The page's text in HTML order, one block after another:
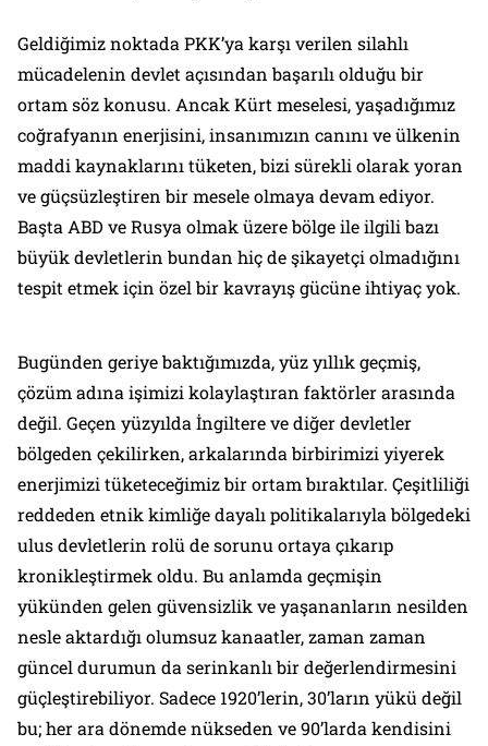
Geldiğimiz noktada PKK’ya karşı verilen silahlı
mücadelenin devlet açısından başarılı olduğu bir
ortam söz konusu. Ancak Kürt meselesi, yaşadığımız
coğrafyanın enerjisini, insanımızın canını ve ülkenin
maddi kaynaklarını tüketen, bizi sürekli olarak yoran
ve güçsüzleştiren bir mesele olmaya devam ediyor.
Başta ABD ve Rusya olmak üzere bölge ile ilgili bazı
büyük devletlerin bundan hiç de şikayetçi olmadığını
tespit etmek için özel bir kavrayış gücüne ihtiyaç yok.
Bugünden geriye baktığımızda, yüz yıllık geçmiş,
çözüm adına işimizi kolaylaştıran faktörler arasında
değil. Geçen yüzyılda İngiltere ve diğer devletler
bölgeden çekilirken, arkalarında birbirimizi yiyerek
enerjimizi tüketeceğimiz bir ortam bıraktılar. Çeşitliliği
reddeden etnik kimliğe dayalı politikalarıyla bölgedeki
ulus devletlerin rolü de sorunu ortaya çıkarıp
kronikleştirmek oldu. Bu anlamda geçmişin
yükünden gelen güvensizlik ve yaşananların nesilden
nesle aktardığı olumsuz kanaatler, zaman zaman
güncel durumun da serinkanlı bir değerlendirmesini
güçleştirebiliyor. Sadece 1920’lerin, 30’ların yükü değil
bu; her ara dönemde nükseden ve 90’larda kendisini